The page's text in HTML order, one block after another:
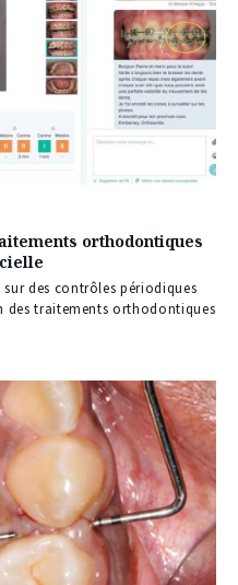
orthodontiques
des contrôles périodiques
des traitements orthodontiques